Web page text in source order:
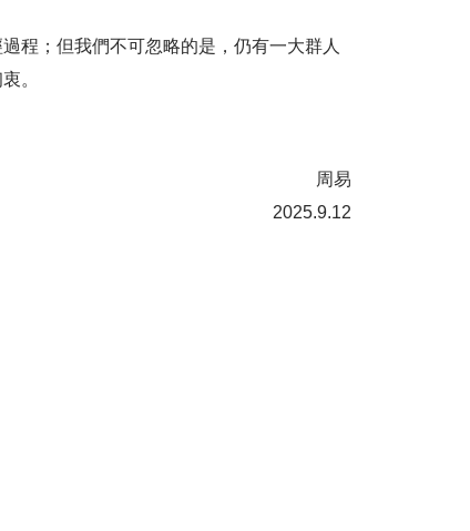
程；但我們不可忽略的是，仍有一大群人
。
周易
2025.9.12